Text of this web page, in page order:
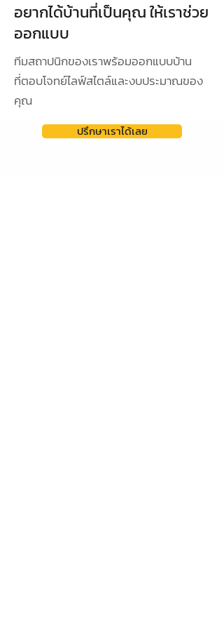
อยากได้บ้านที่เป็นคุณ ให้เราช่วย
ออกแบบ
ทีมสถาปนิกของเราพร้อมออกแบบบ้าน
ที่ตอบโจทย์ไลฟ์สไตล์และงบประมาณของ
คุณ
ปรึกษาเราได้เลย